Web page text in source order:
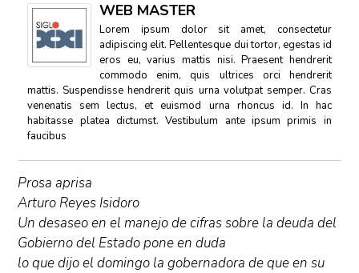
WEB MASTER
Lorem ipsum dolor sit amet, consectetur
adipiscing elit. Pellentesque dui tortor, egestas id
eros eu, varius mattis nisi. Praesent hendrerit
commodo enim, quis ultrices orci hendrerit
mattis. Suspendisse hendrerit quis urna volutpat semper. Cras
venenatis sem lectus, et euismod urna rhoncus id. In hac
habitasse platea dictumst. Vestibulum ante ipsum primis in
faucibus
Prosa aprisa
Arturo Reyes Isidoro
Un desaseo en el manejo de cifras sobre la deuda del
Gobierno del Estado pone en duda
lo que dijo el domingo la gobernadora de que en su